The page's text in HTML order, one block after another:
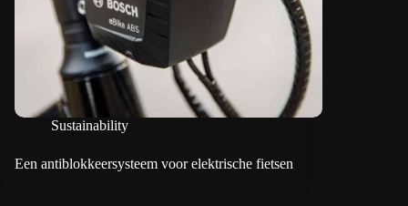
Sustainability
Een antiblokkeersysteem voor elektrische fietsen